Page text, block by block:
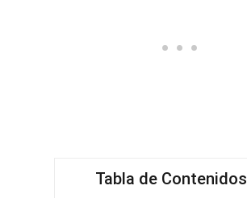
Tabla de Contenidos